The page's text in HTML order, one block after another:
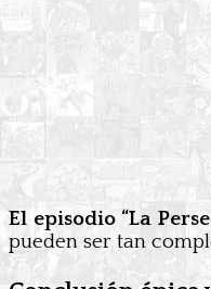
El episodio “La
pueden ser tan